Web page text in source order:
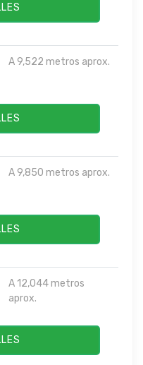
A 9,522 metros aprox.
A 9,850 metros aprox.
A 12,044 metros
aprox.